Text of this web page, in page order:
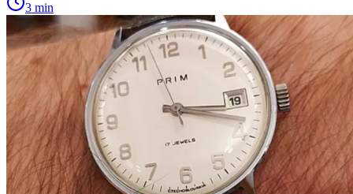
3 min